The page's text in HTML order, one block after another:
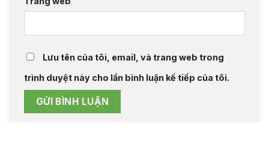
Lưu tên của tôi, email, và trang web trong
trình duyệt này cho lần bình luận kế tiếp của tôi.